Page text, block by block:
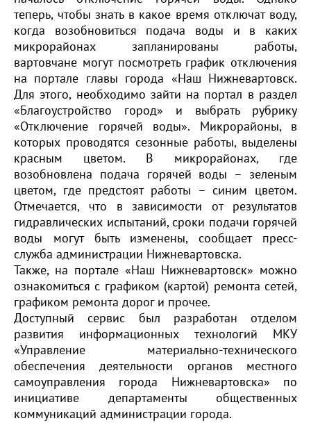
теперь, чтобы знать в какое время отключат воду,
когда возобновиться подача воды и в каких
микрорайонах запланированы работы,
вартовчане могут посмотреть график отключения
на портале главы города «Наш Нижневартовск.
Для этого, необходимо зайти на портал в раздел
«Благоустройство город» и выбрать рубрику
«Отключение горячей воды». Микрорайоны, в
которых проводятся сезонные работы, выделены
красным цветом. В микрорайонах, где
возобновлена подача горячей воды – зеленым
цветом, где предстоят работы – синим цветом.
Отмечается, что в зависимости от результатов
гидравлических испытаний, сроки подачи горячей
воды могут быть изменены, сообщает пресс-
служба администрации Нижневартовска.
Также, на портале «Наш Нижневартовск» можно
ознакомиться с графиком (картой) ремонта сетей,
графиком ремонта дорог и прочее.
Доступный сервис был разработан отделом
развития информационных технологий МКУ
«Управление материально-технического
обеспечения деятельности органов местного
самоуправления города Нижневартовска» по
инициативе департаменты общественных
коммуникаций администрации города.